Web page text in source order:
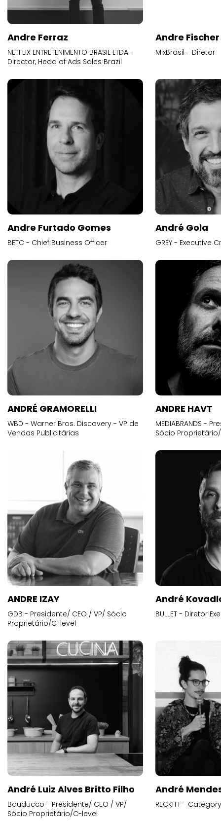
Andre Ferraz
NETFLIX ENTRETENIMENTO BRASIL LTDA -
Director, Head of Ads Sales Brazil
Andre Fischer
MixBrasil - Diretor
Andre Furtado Gomes
BETC - Chief Business Officer
André Gola
GREY - Executive
ANDRÉ GRAMORELLI
WBD - Warner Bros. Discovery - VP de
Vendas Publicitárias
ANDRE HAVT
MEDIABRANDS -
Sócio
ANDRE IZAY
GDB - Presidente/ CEO / VP/ Sócio
Proprietário/C-level
André
BULLET - Diretor
André Luiz Alves Britto Filho
Bauducco - Presidente/ CEO / VP/
Sócio Proprietário/C-level
André
RECKITT -